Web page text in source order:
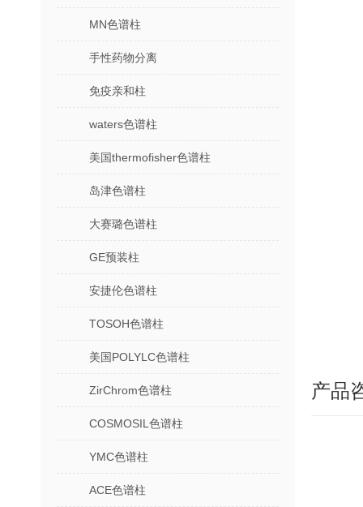
MN色谱柱
手性药物分离
免疫亲和柱
waters色谱柱
美国thermofisher色谱柱
岛津色谱柱
大赛璐色谱柱
GE预装柱
安捷伦色谱柱
TOSOH色谱柱
美国POLYLC色谱柱
ZirChrom色谱柱
COSMOSIL色谱柱
YMC色谱柱
ACE色谱柱
产品